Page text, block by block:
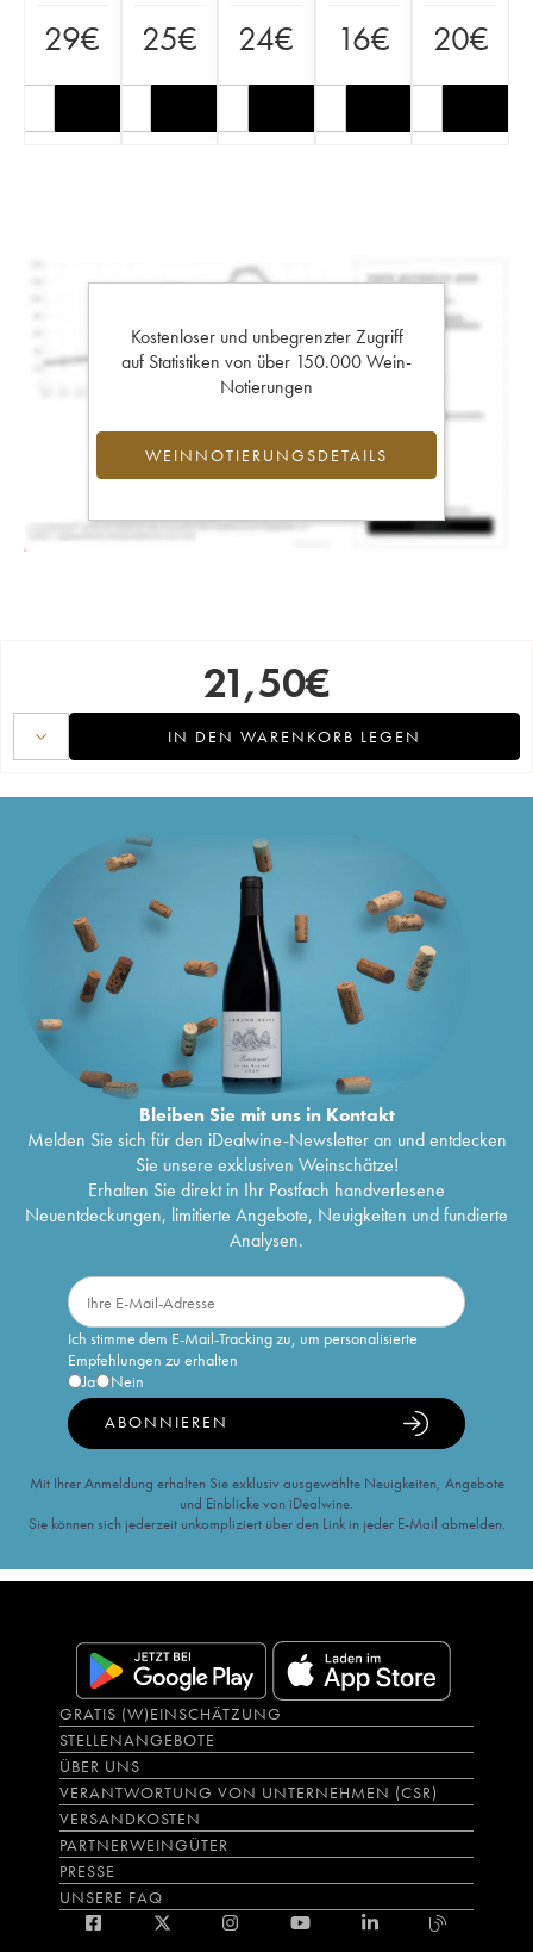
29€ 25€ 24€ 16€ 20€
Kostenloser und unbegrenzter Zugriff
auf Statistiken von über 150.000 Wein-
Notierungen
WEINNOTIERUNGSDETAILS
21,50€
IN DEN WARENKORB LEGEN
Bleiben Sie mit uns in Kontakt
Melden Sie sich für den iDealwine-Newsletter an und entdecken
Sie unsere exklusiven Weinschätze!
Erhalten Sie direkt in Ihr Postfach handverlesene
Neuentdeckungen, limitierte Angebote, Neuigkeiten und fundierte
Analysen.
Ich stimme dem E-Mail-Tracking zu, um personalisierte
Empfehlungen zu erhalten
Ja
Nein
ABONNIEREN
Mit Ihrer Anmeldung erhalten Sie exklusiv ausgewählte Neuigkeiten, Angebote
und Einblicke von iDealwine.
Sie können sich jederzeit unkompliziert über den Link in jeder E-Mail abmelden.
GRATIS (W)EINSCHÄTZUNG
STELLENANGEBOTE
ÜBER UNS
VERANTWORTUNG VON UNTERNEHMEN (CSR)
VERSANDKOSTEN
PARTNERWEINGÜTER
PRESSE
UNSERE FAQ